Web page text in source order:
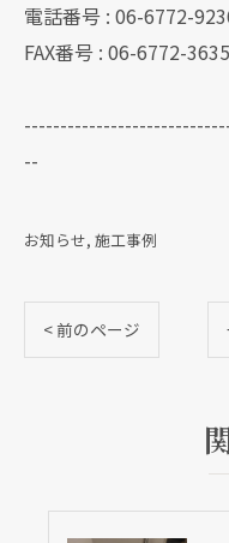
電話番号 : 06-6772-
FAX番号 : 06-6772-3635
--
お知らせ 施工事例
< 前のページ